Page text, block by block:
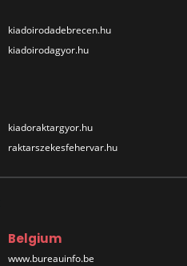
kiadoirodadebrecen.hu
kiadoirodagyor.hu
kiadoraktargyor.hu
raktarszekesfehervar.hu
Belgium
www.bureauinfo.be